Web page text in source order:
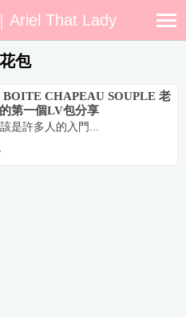
Ariel That Lady
包
CHAPEAU SOUPLE 老
第一個LV包分享
是許多人的入門...